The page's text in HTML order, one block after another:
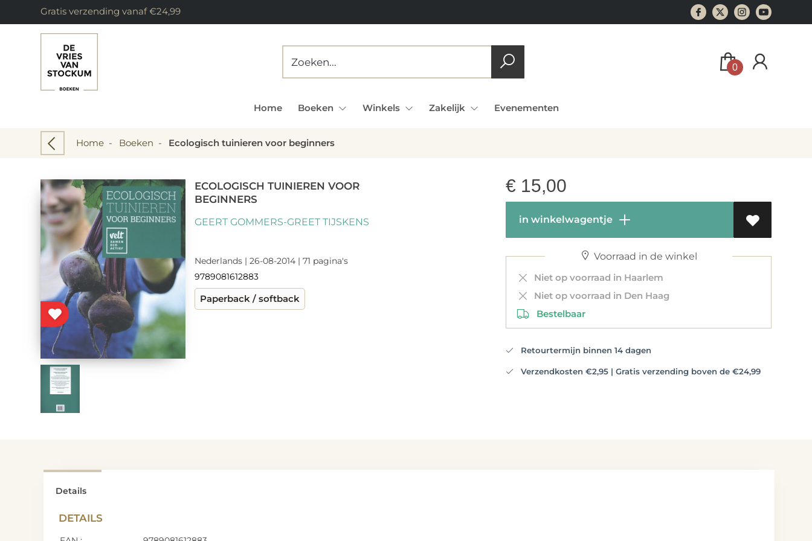
Gratis verzending vanaf €24,99
0
Home Boeken Winkels Zakelijk Evenementen
Home - Boeken - Ecologisch tuinieren voor beginners
ECOLOGISCH TUINIEREN VOOR
BEGINNERS
GEERT GOMMERS-GREET TIJSKENS
Nederlands | 26-08-2014 | 71 pagina's
9789081612883
Paperback / softback
€ 15,00
in winkelwagentje
Voorraad in de winkel
Niet op voorraad in Haarlem
Niet op voorraad in Den Haag
Bestelbaar
Retourtermijn binnen 14 dagen
Verzendkosten €2,95 | Gratis verzending boven de €24,99
Details
DETAILS